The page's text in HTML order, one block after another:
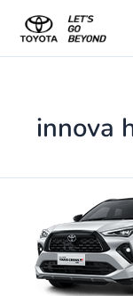
konten
innova